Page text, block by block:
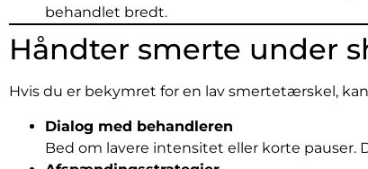
behandlet bredt.
Håndter smerte under
Hvis du er bekymret for en lav smertetærskel,
Dialog med behandleren
Bed om lavere intensitet eller korte pauser.